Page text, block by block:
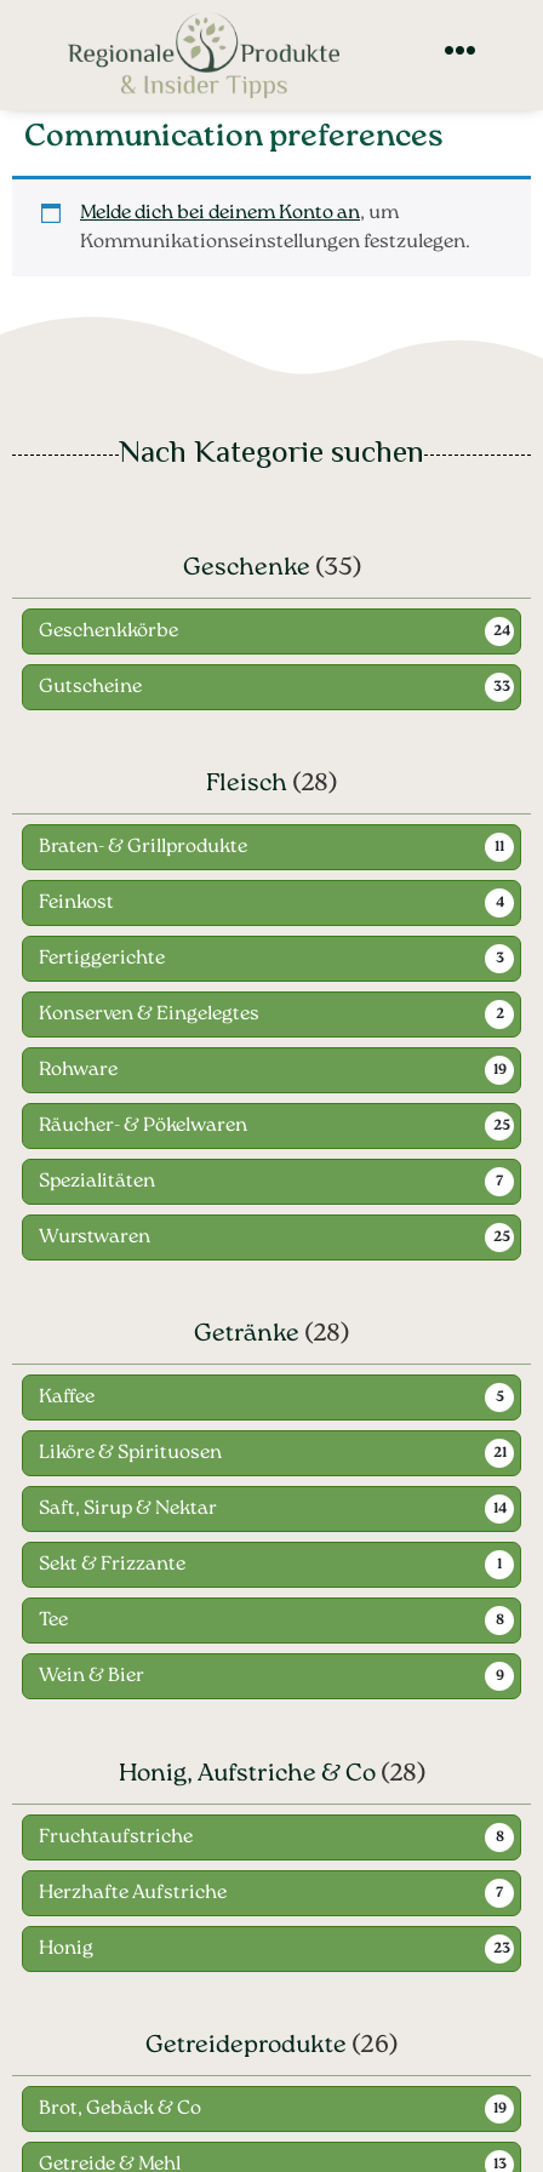
Communication preferences
Melde dich bei deinem Konto an, um
Kommunikationseinstellungen festzulegen.
Nach Kategorie suchen
Geschenke (35)
Geschenkkörbe 24
Gutscheine 33
Fleisch (28)
Braten- & Grillprodukte 11
Feinkost 4
Fertiggerichte 3
Konserven & Eingelegtes 2
Rohware 19
Räucher- & Pökelwaren 25
Spezialitäten 7
Wurstwaren 25
Getränke (28)
Kaffee 5
Liköre & Spirituosen 21
Saft, Sirup & Nektar 14
Sekt & Frizzante 1
Tee 8
Wein & Bier 9
Honig, Aufstriche & Co (28)
Fruchtaufstriche 8
Herzhafte Aufstriche 7
Honig 23
Getreideprodukte (26)
Brot, Gebäck & Co 19
Getreide & Mehl 13